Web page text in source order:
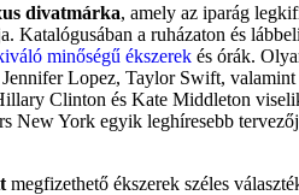
divatmárka, amely az iparág
Katalógusában a ruházaton és
minőségű ékszerek és órák.
Lopez, Taylor Swift, valamint
Clinton és Kate Middleton
New York egyik leghíresebb
megfizethető ékszerek széles